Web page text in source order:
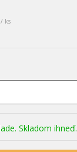
ks
Skladom ihneď.